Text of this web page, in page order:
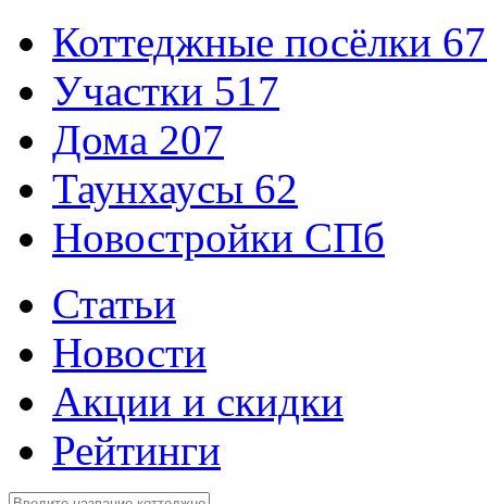
Коттеджные посёлки
Участки 517
Дома 207
Таунхаусы 62
Новостройки СПб
Статьи
Новости
Акции и скидки
Рейтинги